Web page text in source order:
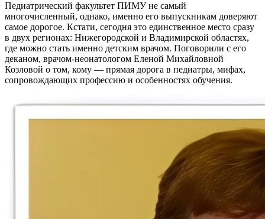
Педиатрический факультет ПИМУ не самый
многочисленный, однако, именно его выпускникам доверяют
самое дорогое. Кстати, сегодня это единственное место сразу
в двух регионах: Нижегородской и Владимирской областях,
где можно стать именно детским врачом. Поговорили с его
деканом, врачом-неонатологом Еленой Михайловной
Козловой о том, кому — прямая дорога в педиатры, мифах,
сопровождающих профессию и особенностях обучения.